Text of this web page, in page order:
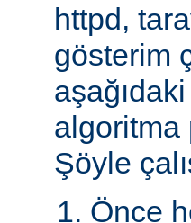
httpd,
gösterim
algoritma
Şöyle
Önce